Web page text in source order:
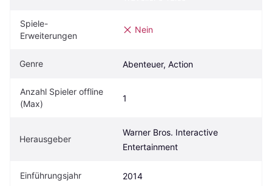
Spiele-
Erweiterungen
Nein
Genre Abenteuer, Action
Anzahl Spieler offline
(Max)
1
Herausgeber
Warner Bros. Interactive
Entertainment
Einführungsjahr 2014